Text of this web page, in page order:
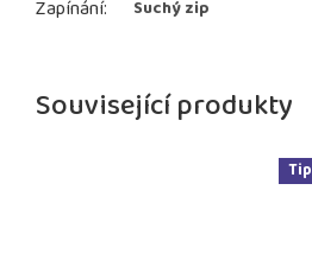
Související produkty
Tip
Zapínání: Suchý zip